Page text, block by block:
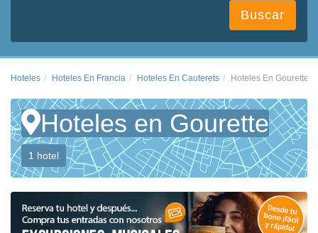
Buscar
Hoteles Hoteles En Francia Hoteles En Cauterets Hoteles En Gourette
Hoteles en Gourette
1 hotel